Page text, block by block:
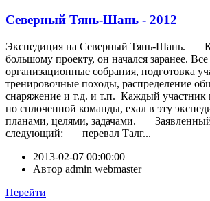
Северный Тянь-Шань - 2012
Экспедиция на Северный Тянь-Шань.
большому проекту, он начался заранее.
организационные собрания, подготовка
тренировочные походы, распределение
снаряжение и т.д. и т.п. Каждый
но сплоченной команды, ехал в эту
планами, целями, задачами.
следующий: перевал Талг...
2013-02-07 00:00:00
Автор admin webmaster
Перейти